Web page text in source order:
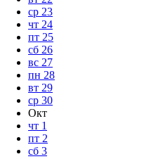
ср 23
чт 24
пт 25
сб 26
вс 27
пн 28
вт 29
ср 30
Окт
чт 1
пт 2
сб 3